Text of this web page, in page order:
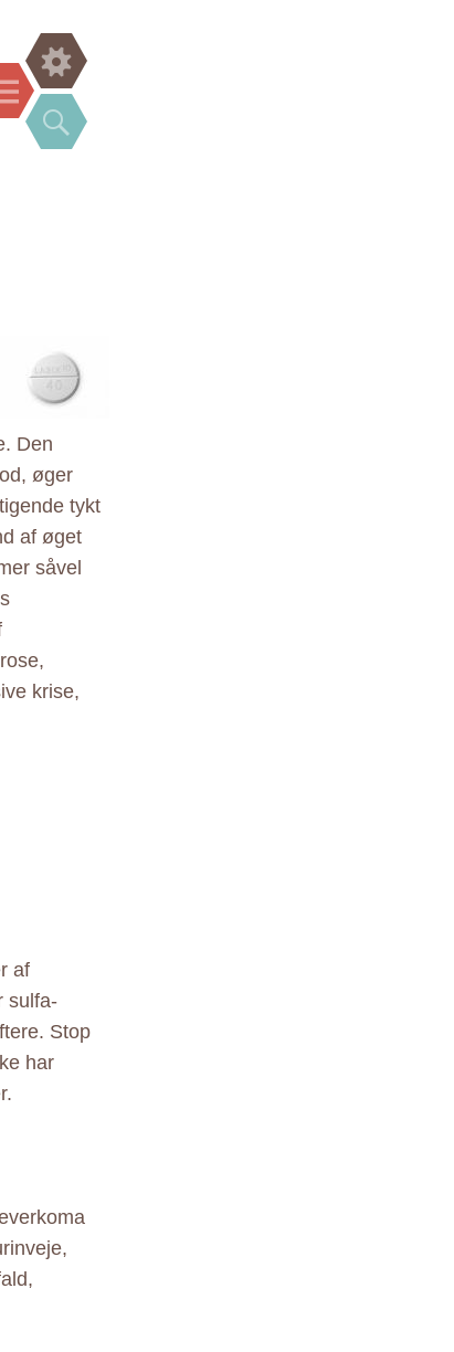
Menu
Widgets
Search
Den
øger
tykt
af øget
såvel
krise,
af
sulfa-
Stop
har